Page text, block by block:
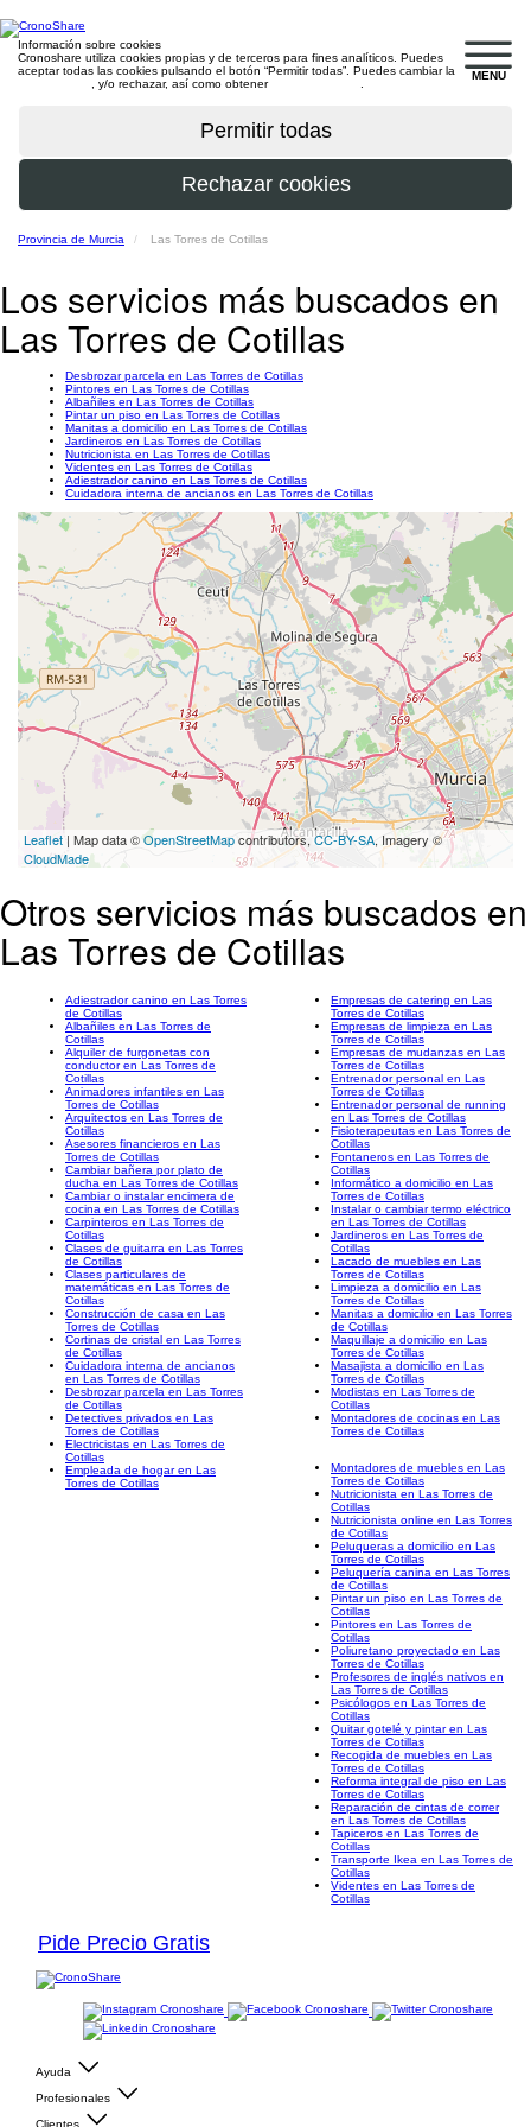
MENU
Información sobre cookies
Cronoshare utiliza cookies propias y de terceros para fines analíticos. Puedes
aceptar todas las cookies pulsando el botón “Permitir todas”. Puedes cambiar la
, y/o rechazar, así como obtener
Provincia de Murcia Las Torres de Cotillas
Los servicios más buscados en
Las Torres de Cotillas
Desbrozar parcela en Las Torres de Cotillas
Pintores en Las Torres de Cotillas
Albañiles en Las Torres de Cotillas
Pintar un piso en Las Torres de Cotillas
Manitas a domicilio en Las Torres de Cotillas
Jardineros en Las Torres de Cotillas
Nutricionista en Las Torres de Cotillas
Videntes en Las Torres de Cotillas
Adiestrador canino en Las Torres de Cotillas
Cuidadora interna de ancianos en Las Torres de Cotillas
Leaflet | Map data ©OpenStreetMapcontributors,CC-BY-SA, Imagery ©
CloudMade
Otros servicios más buscados en
Las Torres de Cotillas
Adiestrador canino en Las Torres
de Cotillas
Albañiles en Las Torres de
Cotillas
Alquiler de furgonetas con
conductor en Las Torres de
Cotillas
Animadores infantiles en Las
Torres de Cotillas
Arquitectos en Las Torres de
Cotillas
Asesores financieros en Las
Torres de Cotillas
Cambiar bañera por plato de
ducha en Las Torres de Cotillas
Cambiar o instalar encimera de
cocina en Las Torres de Cotillas
Carpinteros en Las Torres de
Cotillas
Clases de guitarra en Las Torres
de Cotillas
Clases particulares de
matemáticas en Las Torres de
Cotillas
Construcción de casa en Las
Torres de Cotillas
Cortinas de cristal en Las Torres
de Cotillas
Cuidadora interna de ancianos
en Las Torres de Cotillas
Desbrozar parcela en Las Torres
de Cotillas
Detectives privados en Las
Torres de Cotillas
Electricistas en Las Torres de
Cotillas
Empleada de hogar en Las
Torres de Cotillas
Empresas de catering en Las
Torres de Cotillas
Empresas de limpieza en Las
Torres de Cotillas
Empresas de mudanzas en Las
Torres de Cotillas
Entrenador personal en Las
Torres de Cotillas
Entrenador personal de running
en Las Torres de Cotillas
Fisioterapeutas en Las Torres de
Cotillas
Fontaneros en Las Torres de
Cotillas
Informático a domicilio en Las
Torres de Cotillas
Instalar o cambiar termo eléctrico
en Las Torres de Cotillas
Jardineros en Las Torres de
Cotillas
Lacado de muebles en Las
Torres de Cotillas
Limpieza a domicilio en Las
Torres de Cotillas
Manitas a domicilio en Las Torres
de Cotillas
Maquillaje a domicilio en Las
Torres de Cotillas
Masajista a domicilio en Las
Torres de Cotillas
Modistas en Las Torres de
Cotillas
Montadores de cocinas en Las
Torres de Cotillas
Montadores de muebles en Las
Torres de Cotillas
Nutricionista en Las Torres de
Cotillas
Nutricionista online en Las Torres
de Cotillas
Peluqueras a domicilio en Las
Torres de Cotillas
Peluquería canina en Las Torres
de Cotillas
Pintar un piso en Las Torres de
Cotillas
Pintores en Las Torres de
Cotillas
Poliuretano proyectado en Las
Torres de Cotillas
Profesores de inglés nativos en
Las Torres de Cotillas
Psicólogos en Las Torres de
Cotillas
Quitar gotelé y pintar en Las
Torres de Cotillas
Recogida de muebles en Las
Torres de Cotillas
Reforma integral de piso en Las
Torres de Cotillas
Reparación de cintas de correr
en Las Torres de Cotillas
Tapiceros en Las Torres de
Cotillas
Transporte Ikea en Las Torres de
Cotillas
Videntes en Las Torres de
Cotillas
Pide Precio Gratis
Ayuda
Profesionales
Clientes